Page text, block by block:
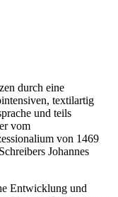
durch eine
textilartig
und teils
vom
von 1469
Johannes
Entwicklung und